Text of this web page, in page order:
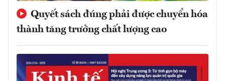
Quyết sách đúng phải được chuyển hóa
thành tăng trưởng chất lượng cao